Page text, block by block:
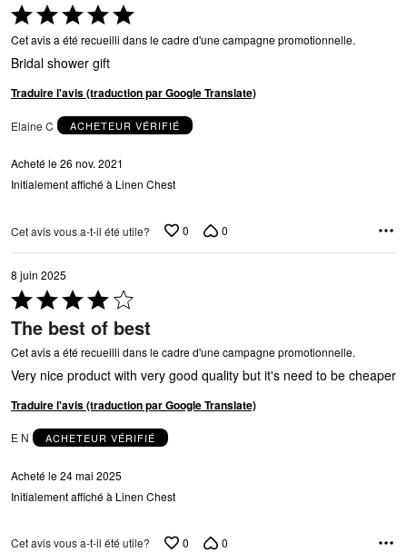
Coté
5 sur
5
Cet avis a été recueilli dans le cadre d'une campagne promotionnelle.
Bridal shower gift
Traduire l'avis (traduction par Google Translate)
Elaine C ACHETEUR VÉRIFIÉ
Acheté le 26 nov. 2021
Initialement affiché à Linen Chest
Cet avis vous a-t-il été utile? 0 0
8 juin 2025
Coté
4 sur
5
The best of best
Cet avis a été recueilli dans le cadre d'une campagne promotionnelle.
Very nice product with very good quality but it's need to be cheaper
Traduire l'avis (traduction par Google Translate)
E N ACHETEUR VÉRIFIÉ
Acheté le 24 mai 2025
Initialement affiché à Linen Chest
Cet avis vous a-t-il été utile? 0 0